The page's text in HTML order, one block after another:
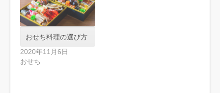
おせち料理の選び方
2020年11月6日
おせち